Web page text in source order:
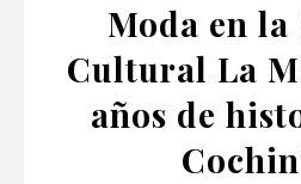
Moda en la
Cultural La
años de